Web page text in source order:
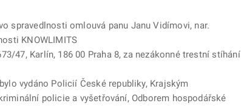
spravedlnosti omlouvá panu Janu Vidímovi, nar.
KNOWLIMITS
47, Karlín, 186 00 Praha 8, za nezákonné trestní stíhání
vydáno Policií České republiky, Krajským
policie a vyšetřování, Odborem hospodářské